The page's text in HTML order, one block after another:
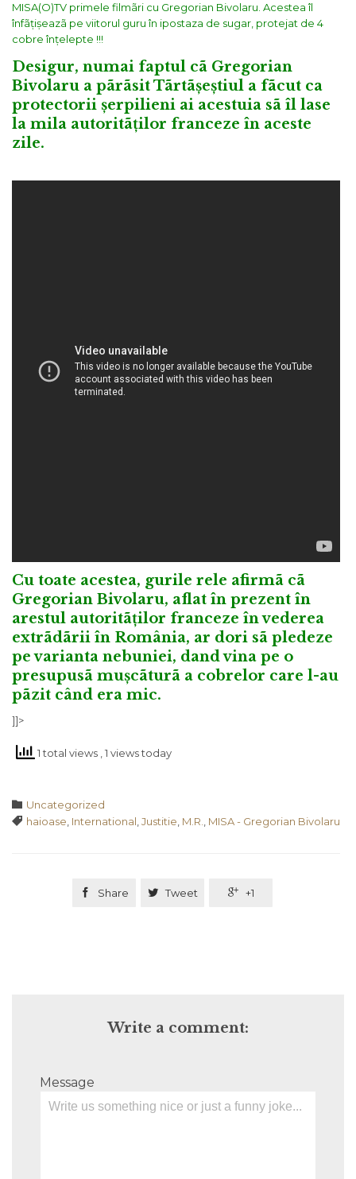
MISA(O)TV primele filmãri cu Gregorian Bivolaru. Acestea îl
înfãțișeazã pe viitorul guru în ipostaza de sugar, protejat de 4
cobre înțelepte !!!
Desigur, numai faptul cã Gregorian
Bivolaru a pãrãsit Tãrtãșeștiul a fãcut ca
protectorii șerpilieni ai acestuia sã îl lase
la mila autoritãților franceze în aceste
zile.
Cu toate acestea, gurile rele afirmã cã
Gregorian Bivolaru, aflat în prezent în
arestul autoritãților franceze în vederea
extrãdãrii în România, ar dori sã pledeze
pe varianta nebuniei, dand vina pe o
presupusã mușcãturã a cobrelor care l-au
pãzit când era mic.
]]>
1 total views , 1 views today
 Category
Uncategorized
 Tags
haioase, International,Justitie, M.R., MISA - Gregorian Bivolaru
 Share  Tweet  +1
Write a comment:
Message